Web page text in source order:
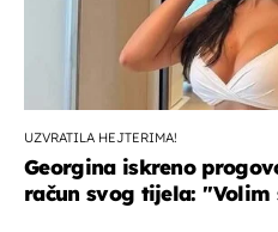
UZVRATILA HEJTERIMA!
Georgina iskreno
račun svog tijela: ''Volim